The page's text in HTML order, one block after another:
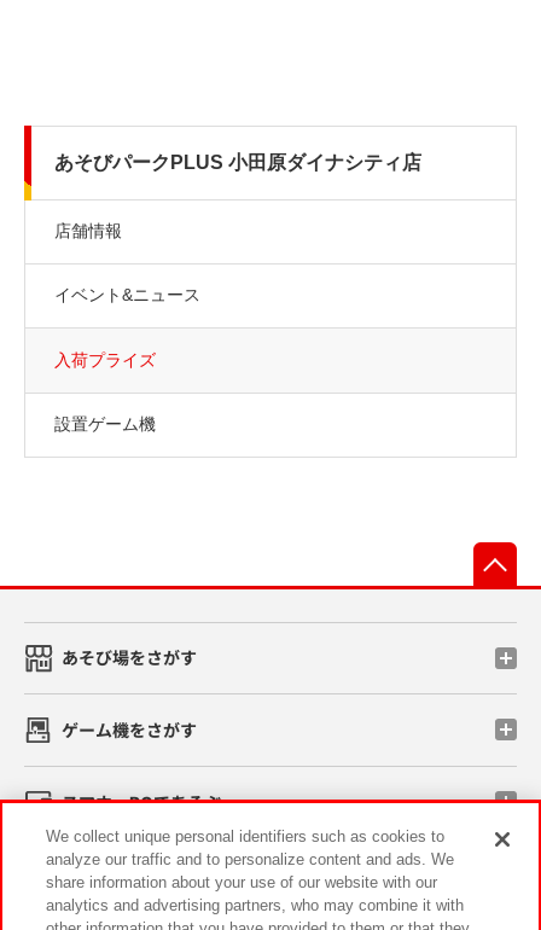
あそびパークPLUS 小田原ダイナシティ店
店舗情報
イベント&ニュース
入荷プライズ
設置ゲーム機
あそび場をさがす
ゲーム機をさがす
スマホ・PCであそぶ
イベント・キャンペーン
We collect unique personal identifiers such as cookies to
analyze our traffic and to personalize content and ads. We
share information about your use of our website with our
analytics and advertising partners, who may combine it with